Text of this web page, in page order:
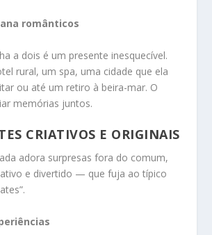
românticos
a dois é um presente inesquecível.
rural, um spa, uma cidade que ela
ou até um retiro à beira-mar. O
memórias juntos.
CRIATIVOS E ORIGINAIS
adora surpresas fora do comum,
e divertido — que fuja ao típico